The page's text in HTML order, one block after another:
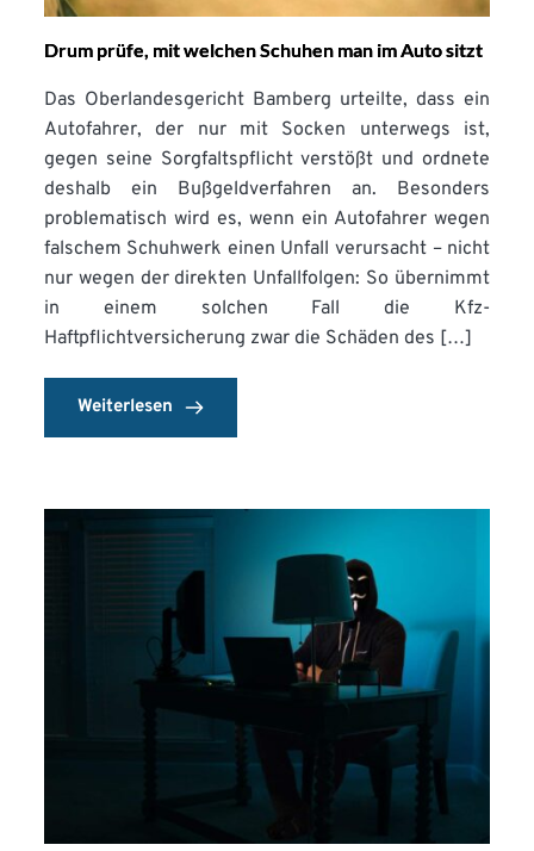
Drum prüfe, mit welchen Schuhen man im Auto sitzt
Das Oberlandesgericht Bamberg urteilte, dass ein
Autofahrer, der nur mit Socken unterwegs ist,
gegen seine Sorgfaltspflicht verstößt und ordnete
deshalb ein Bußgeldverfahren an. Besonders
problematisch wird es, wenn ein Autofahrer wegen
falschem Schuhwerk einen Unfall verursacht – nicht
nur wegen der direkten Unfallfolgen: So übernimmt
in einem solchen Fall die Kfz-
Haftpflichtversicherung zwar die Schäden des […]
Weiterlesen